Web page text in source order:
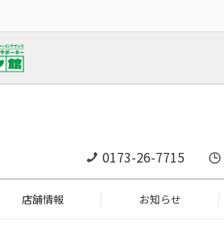
0173-26-7715
店舗情報 お知らせ